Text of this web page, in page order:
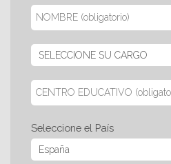
Seleccione el País